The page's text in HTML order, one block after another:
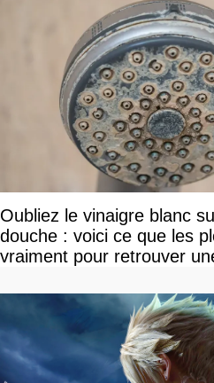
Oubliez le vinaigre blanc
douche : voici ce que les
vraiment pour retrouver